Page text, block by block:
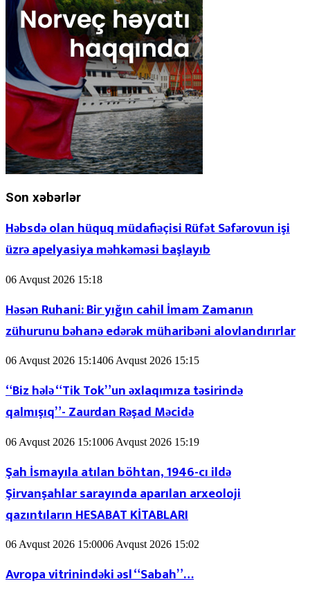
Son xəbərlər
Həbsdə olan hüquq müdafiəçisi Rüfət Səfərovun işi
üzrə apelyasiya məhkəməsi başlayıb
06 Avqust 2026 15:18
Həsən Ruhani: Bir yığın cahil İmam Zamanın
zühurunu bəhanə edərək müharibəni alovlandırırlar
06 Avqust 2026 15:1406 Avqust 2026 15:15
“Biz hələ “Tik Tok”un əxlaqımıza təsirində
qalmışıq”- Zaurdan Rəşad Məcidə
06 Avqust 2026 15:1006 Avqust 2026 15:19
Şah İsmayıla atılan böhtan, 1946-cı ildə
Şirvanşahlar sarayında aparılan arxeoloji
qazıntıların HESABAT KİTABLARI
06 Avqust 2026 15:0006 Avqust 2026 15:02
Avropa vitrinindəki əsl “Sabah”…